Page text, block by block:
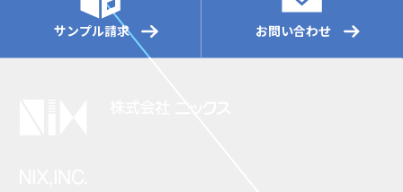
サンプル請求 お問い合わせ